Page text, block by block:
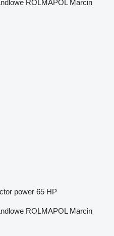
ROLMAPOL Marcin
power 65 HP
ROLMAPOL Marcin